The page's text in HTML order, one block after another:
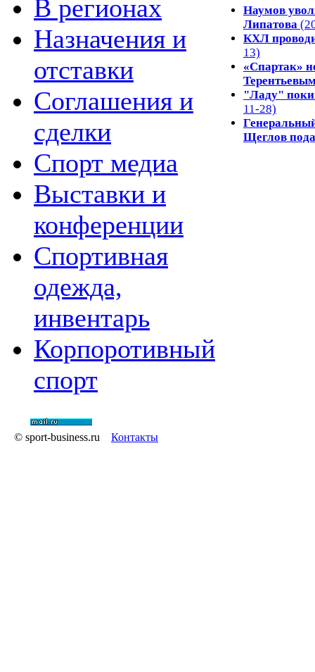
В регионах
Назначения и
отставки
Соглашения и
сделки
Спорт медиа
Выставки и
конференции
Спортивная
одежда,
инвентарь
Корпоротивный
спорт
Наумов
Липатова
КХЛ
13)
«Спартак»
"Ладу"
11-28)
Щеглов
© sport-business.ru Контакты